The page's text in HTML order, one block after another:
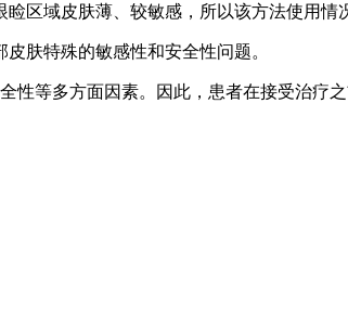
区域皮肤薄、较敏感，所以该方法使用情
肤特殊的敏感性和安全性问题。
等多方面因素。因此，患者在接受治疗